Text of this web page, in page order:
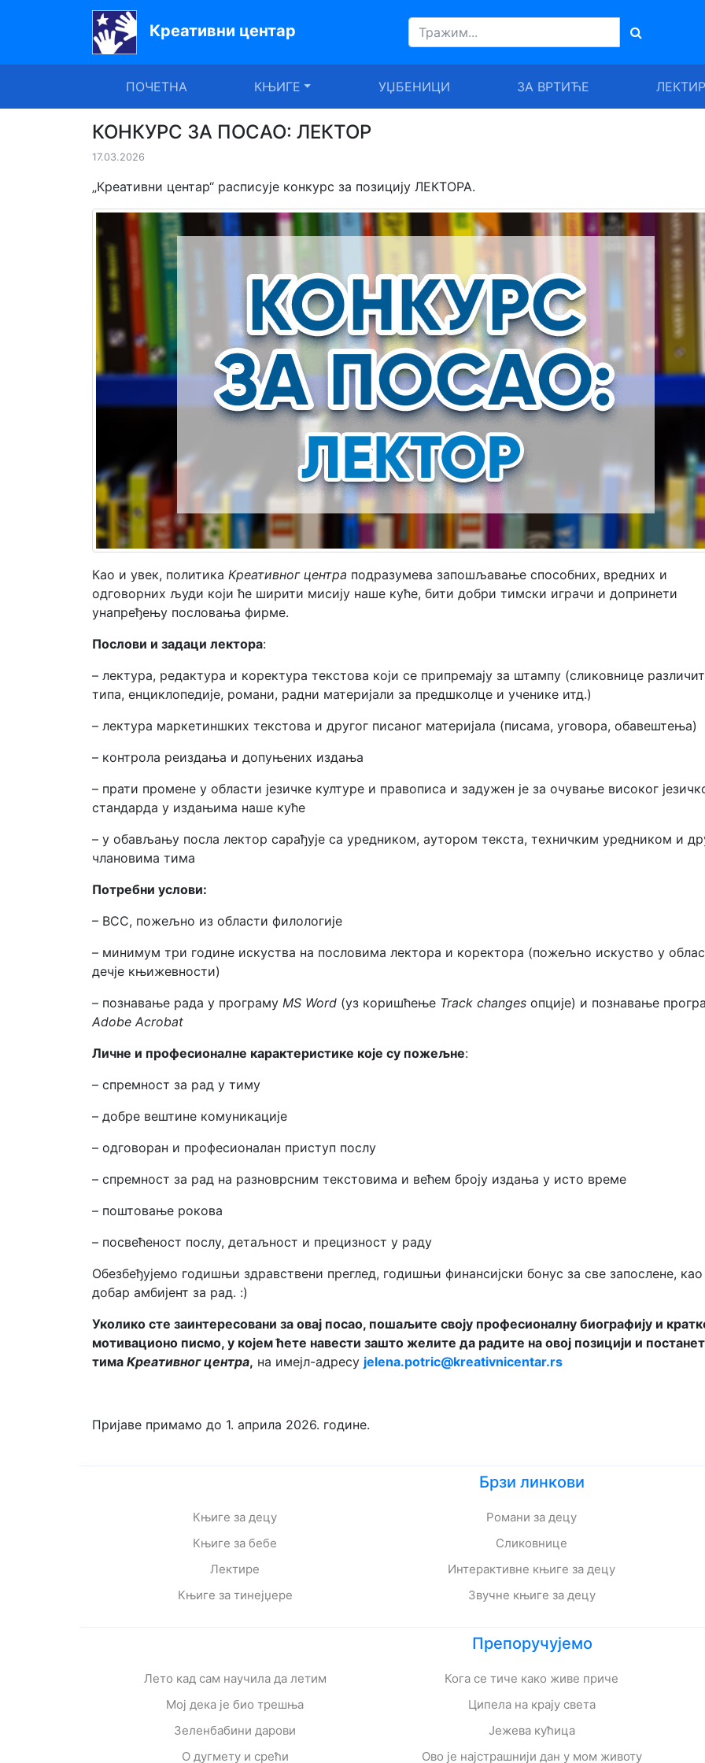
Креативни центар
ПОЧЕТНА КЊИГЕ УЏБЕНИЦИ ЗА ВРТИЋЕ
Почетна
УџбенициКОНКУРС ЗА ПОСАО: ЛЕКТОР
17.03.2026
„Креативни центар“ расписује конкурс за позицију ЛЕКТОРА.
Као и увек, политика Креативног центра подразумева запошљавање способних, вредних и
одговорних људи који ће ширити мисију наше куће, бити добри тимски играчи и допринети
унапређењу пословања фирме.
Послови и задаци лектора:
– лектура, редактура и коректура текстова који се припремају за штампу (сликовнице
типа, енциклопедије, романи, радни материјали за предшколце и ученике итд.)
– лектура маркетиншких текстова и другог писаног материјала (писама, уговора, обавештења)
– контрола реиздања и допуњених издања
– прати промене у области језичке културе и правописа и задужен је за очување високог
стандарда у издањима наше куће
– у обављању посла лектор сарађује са уредником, аутором текста, техничким уредником и
члановима тима
Потребни услови:
– ВСС, пожељно из области филологије
– минимум три године искуства на пословима лектора и коректора (пожељно искуство у
дечје књижевности)
– познавање рада у програму MS Word (уз коришћење Track changes опције) и познавање
Adobe Acrobat
Личне и професионалне карактеристике које су пожељне:
– спремност за рад у тиму
– добре вештине комуникације
– одговоран и професионалан приступ послу
– спремност за рад на разноврсним текстовима и већем броју издања у исто време
– поштовање рокова
– посвећеност послу, детаљност и прецизност у раду
Обезбеђујемо годишњи здравствени преглед, годишњи финансијски бонус за све запослене,
добар амбијент за рад. :)
Уколико сте заинтересовани за овај посао, пошаљите своју професионалну биографију и
мотивационо писмо, у којем ћете навести зашто желите да радите на овој позицији и
тима Креативног центра, на имејл-адресу jelena.potric@kreativnicentar.rs
Пријаве примамо до 1. априла 2026. године.
Брзи линкови
Књиге за децу
Књиге за бебе
Лектире
Књиге за тинејџере
Романи за децу
Сликовнице
Интерактивне књиге за децу
Звучне књиге за децу
Препоручујемо
Лето кад сам научила да летим
Мој дека је био трешња
Зеленбабини дарови
О дугмету и срећи
Кога се тиче како живе приче
Ципела на крају света
Јежева кућица
Ово је најстрашнији дан у мом животу